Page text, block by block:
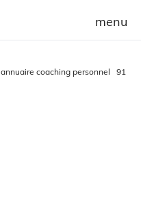
annuaire coaching personnel
91